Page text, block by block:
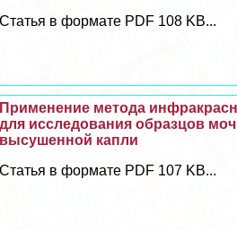
Статья в формате PDF 108 KB...
Применение метода
для исследования образцов
высушенной капли
Статья в формате PDF 107 KB...